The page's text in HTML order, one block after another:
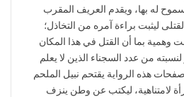
له بها، ويقدم العريف المقرب
ليثبت براءة آمره من التخاذل؛
وهمية بما أن القتل في هذا المكان
من عدد السجناء الذين لا يعلم
هذه الرواية يقتحم نبيل الملحم
لامتناهية، ليكتب عن وطن ينزف